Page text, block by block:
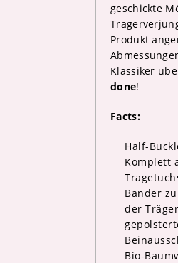
geschickte
Produkt
Klassiker
done!
Facts:
Half-
Komplett
Bänder
der Träger
Bio-